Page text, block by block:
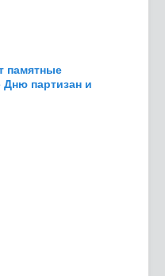
памятные
партизан и